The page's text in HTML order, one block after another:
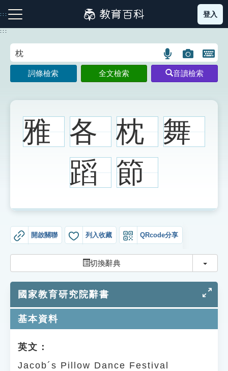
到
主
:::
注音索引圖示 筆畫索引圖示 部首索引表圖示
成語故事
索引選單
知識索引
生命大百科索引
遊戲專區
教學應用
登入
:::
語
言
搜
示
圖
片
搜
示
開
鍵
圖
詞條檢索 全文檢索 音讀檢索
雅 各 枕 舞
蹈 節
開啟關聯 列入收藏 QRcode分享
切換辭典 切換
國家教育研究院辭書
基本資料
英文：
Jacob´s Pillow Dance Festival